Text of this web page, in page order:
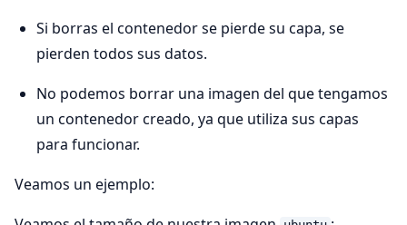
Si borras el contenedor se pierde su capa, se
pierden todos sus datos.
No podemos borrar una imagen del que tengamos
un contenedor creado, ya que utiliza sus capas
para funcionar.
Veamos un ejemplo: